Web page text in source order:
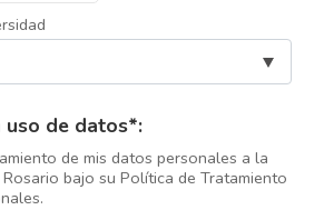
de datos*:
de mis datos personales a la
bajo su Política de Tratamiento